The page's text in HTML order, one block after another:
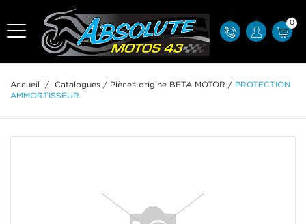
0
Accueil / Catalogues / Pièces origine BETA MOTOR /
PROTECTION
AMMORTISSEUR